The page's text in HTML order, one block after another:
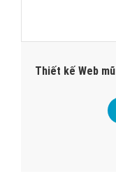
Thiết kế Web